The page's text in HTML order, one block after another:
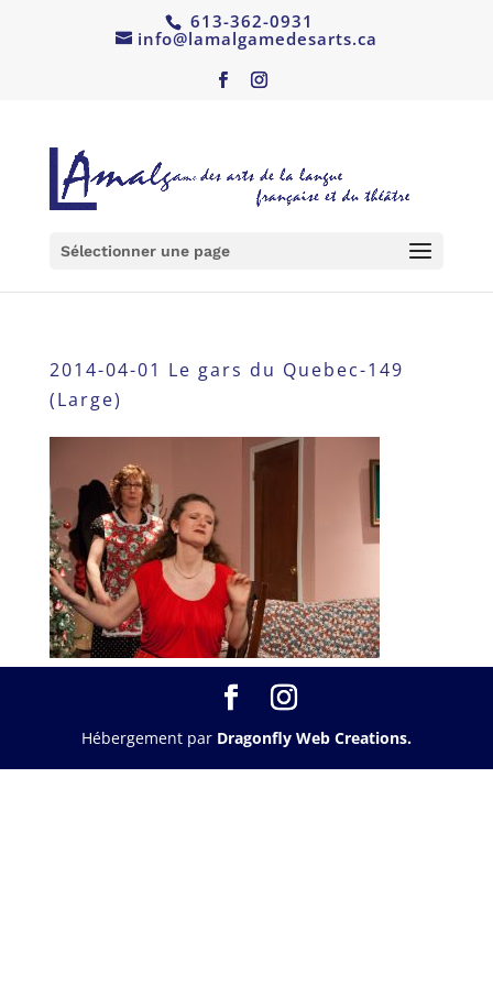
613-362-0931
info@lamalgamedesarts.ca
Sélectionner une page
2014-04-01 Le gars du Quebec-149
(Large)
Hébergement par Dragonfly Web Creations.